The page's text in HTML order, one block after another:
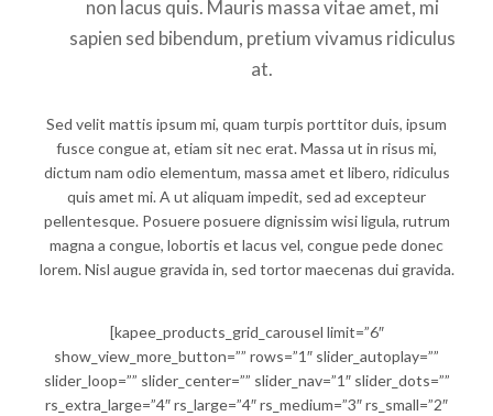
non lacus quis. Mauris massa vitae amet, mi
sapien sed bibendum, pretium vivamus ridiculus
at.
Sed velit mattis ipsum mi, quam turpis porttitor duis, ipsum
fusce congue at, etiam sit nec erat. Massa ut in risus mi,
dictum nam odio elementum, massa amet et libero, ridiculus
quis amet mi. A ut aliquam impedit, sed ad excepteur
pellentesque. Posuere posuere dignissim wisi ligula, rutrum
magna a congue, lobortis et lacus vel, congue pede donec
lorem. Nisl augue gravida in, sed tortor maecenas dui gravida.
[kapee_products_grid_carousel limit=”6″
show_view_more_button=”” rows=”1″ slider_autoplay=””
slider_loop=”” slider_center=”” slider_nav=”1″ slider_dots=””
rs_extra_large=”4″ rs_large=”4″ rs_medium=”3″ rs_small=”2″